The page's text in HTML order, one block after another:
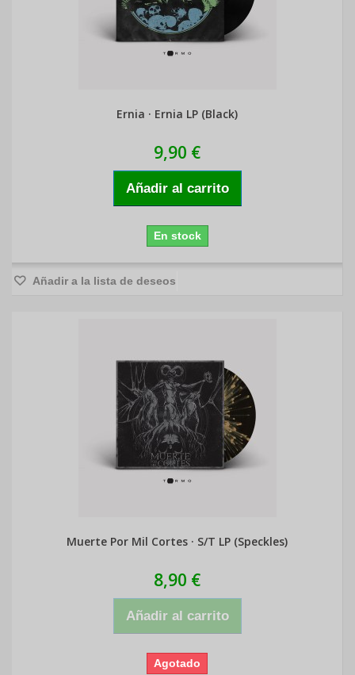
Ernia · Ernia LP (Black)
9,90 €
Añadir al carrito
En stock
Añadir a la lista de deseos
Muerte Por Mil Cortes · S/T LP (Speckles)
8,90 €
Añadir al carrito
Agotado